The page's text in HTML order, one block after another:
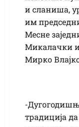
и сланиша,
им
Месне
Микалачки
Мирко
-
традиција